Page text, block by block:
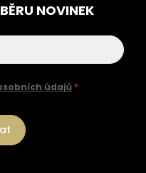
NOVINEK
údajů *